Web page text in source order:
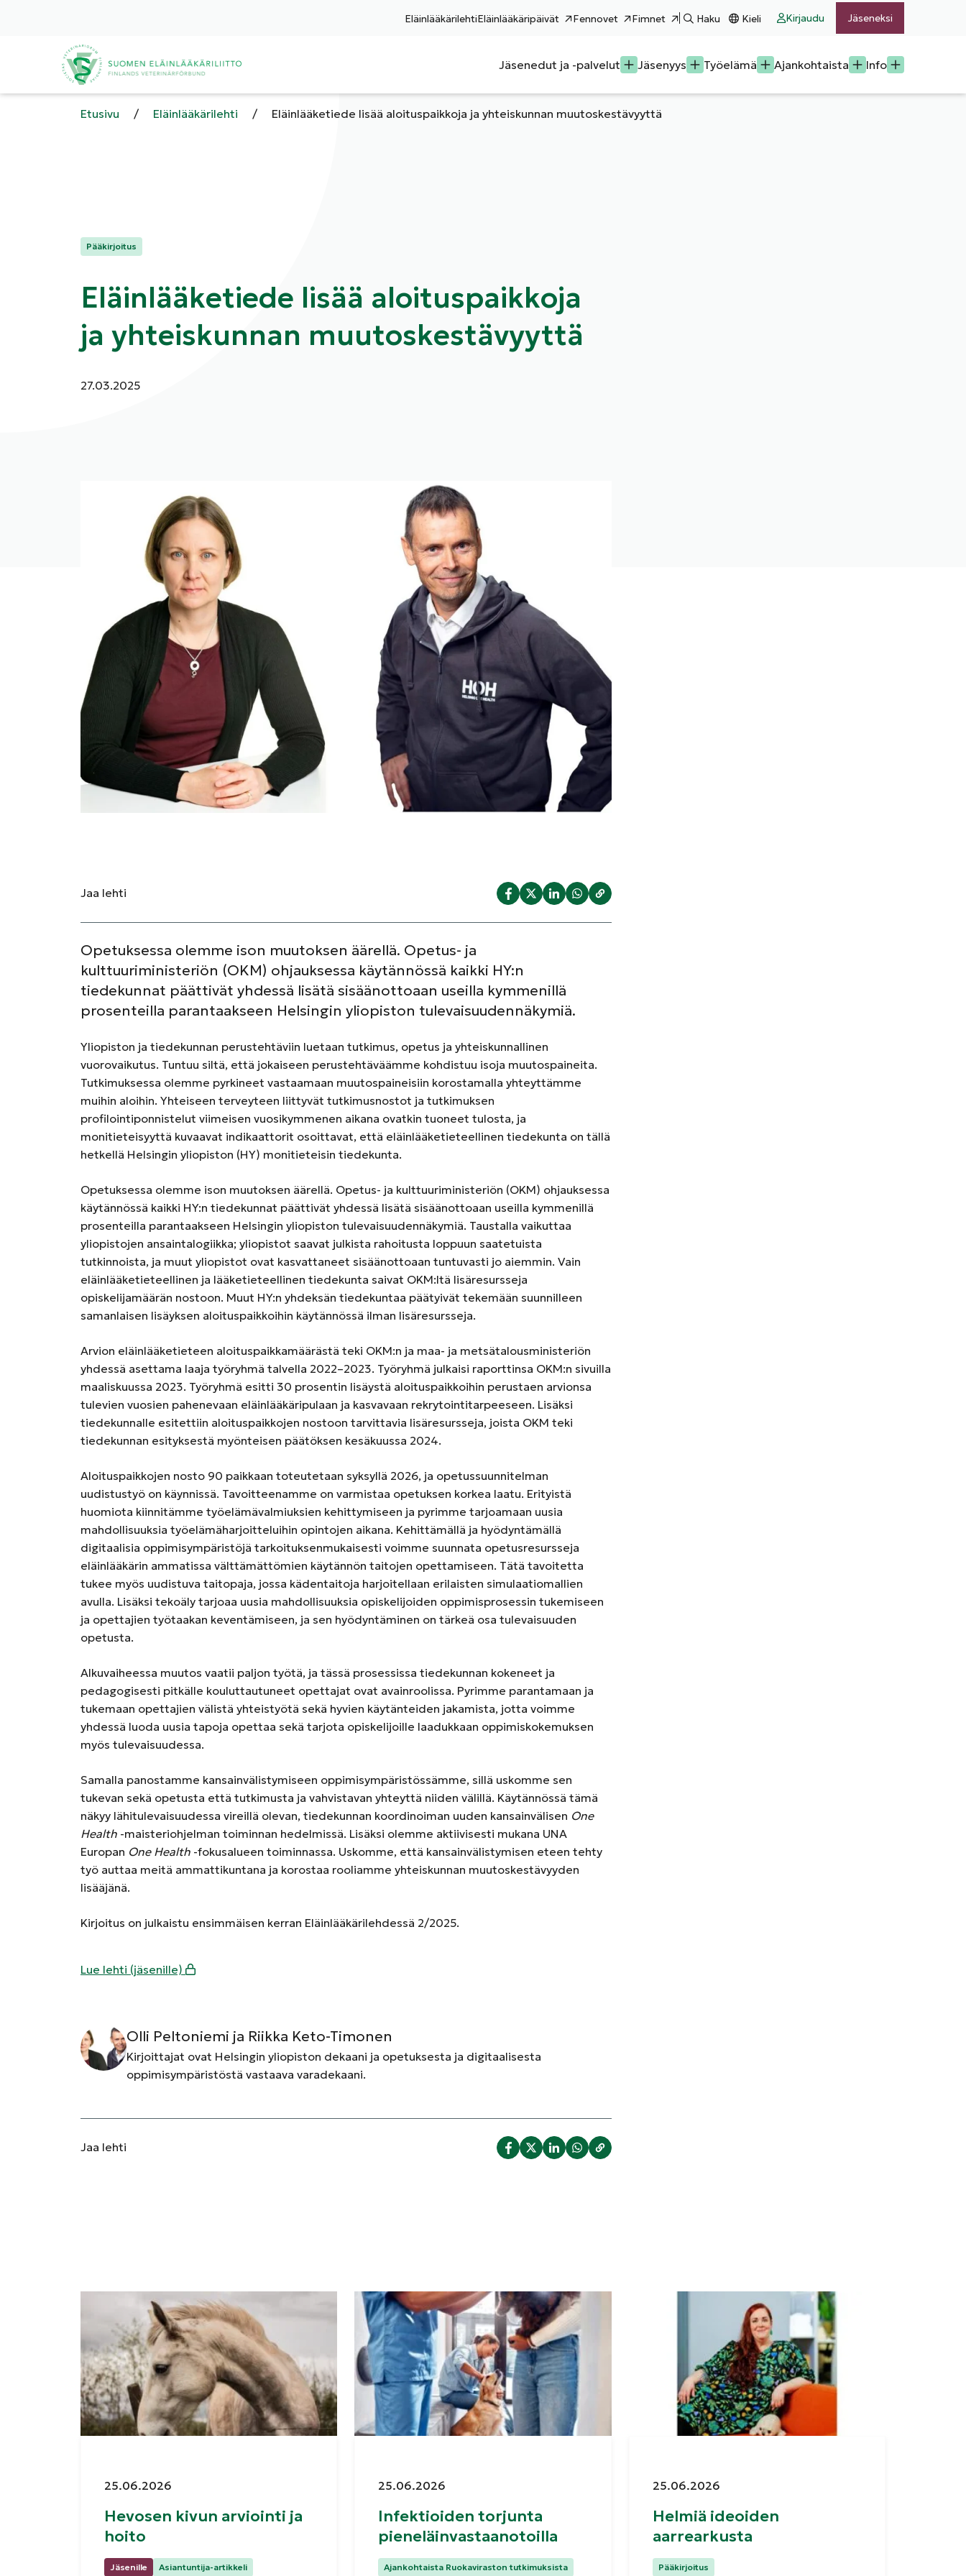
EläinlääkärilehtiEläinlääkäripäivät Fennovet Fimnet Haku Kieli Kirjaudu Jäseneksi
Jäsenedut ja -palvelut Jäsenyys Työelämä Ajankohtaista Info
Etusivu / Eläinlääkärilehti / Eläinlääketiede lisää aloituspaikkoja ja yhteiskunnan muutoskestävyyttä
Kategoriat:
Pääkirjoitus
Eläinlääketiede lisää aloituspaikkoja
ja yhteiskunnan muutoskestävyyttä
Julkaistu:
27.03.2025
Jaa lehti
Opetuksessa olemme ison muutoksen äärellä. Opetus- ja
kulttuuriministeriön (OKM) ohjauksessa käytännössä kaikki HY:n
tiedekunnat päättivät yhdessä lisätä sisäänottoaan useilla kymmenillä
prosenteilla parantaakseen Helsingin yliopiston tulevaisuudennäkymiä.
Yliopiston ja tiedekunnan perustehtäviin luetaan tutkimus, opetus ja yhteiskunnallinen
vuorovaikutus. Tuntuu siltä, että jokaiseen perustehtäväämme kohdistuu isoja muutospaineita.
Tutkimuksessa olemme pyrkineet vastaamaan muutospaineisiin korostamalla yhteyttämme
muihin aloihin. Yhteiseen terveyteen liittyvät tutkimusnostot ja tutkimuksen
profilointiponnistelut viimeisen vuosikymmenen aikana ovatkin tuoneet tulosta, ja
monitieteisyyttä kuvaavat indikaattorit osoittavat, että eläinlääketieteellinen tiedekunta on tällä
hetkellä Helsingin yliopiston (HY) monitieteisin tiedekunta.
Opetuksessa olemme ison muutoksen äärellä. Opetus- ja kulttuuriministeriön (OKM) ohjauksessa
käytännössä kaikki HY:n tiedekunnat päättivät yhdessä lisätä sisäänottoaan useilla kymmenillä
prosenteilla parantaakseen Helsingin yliopiston tulevaisuudennäkymiä. Taustalla vaikuttaa
yliopistojen ansaintalogiikka; yliopistot saavat julkista rahoitusta loppuun saatetuista
tutkinnoista, ja muut yliopistot ovat kasvattaneet sisäänottoaan tuntuvasti jo aiemmin. Vain
eläinlääketieteellinen ja lääketieteellinen tiedekunta saivat OKM:ltä lisäresursseja
opiskelijamäärän nostoon. Muut HY:n yhdeksän tiedekuntaa päätyivät tekemään suunnilleen
samanlaisen lisäyksen aloituspaikkoihin käytännössä ilman lisäresursseja.
Arvion eläinlääketieteen aloituspaikkamäärästä teki OKM:n ja maa- ja metsätalousministeriön
yhdessä asettama laaja työryhmä talvella 2022–2023. Työryhmä julkaisi raporttinsa OKM:n sivuilla
maaliskuussa 2023. Työryhmä esitti 30 prosentin lisäystä aloituspaikkoihin perustaen arvionsa
tulevien vuosien pahenevaan eläinlääkäripulaan ja kasvavaan rekrytointitarpeeseen. Lisäksi
tiedekunnalle esitettiin aloituspaikkojen nostoon tarvittavia lisäresursseja, joista OKM teki
tiedekunnan esityksestä myönteisen päätöksen kesäkuussa 2024.
Aloituspaikkojen nosto 90 paikkaan toteutetaan syksyllä 2026, ja opetussuunnitelman
uudistustyö on käynnissä. Tavoitteenamme on varmistaa opetuksen korkea laatu. Erityistä
huomiota kiinnitämme työelämävalmiuksien kehittymiseen ja pyrimme tarjoamaan uusia
mahdollisuuksia työelämäharjoitteluihin opintojen aikana. Kehittämällä ja hyödyntämällä
digitaalisia oppimisympäristöjä tarkoituksenmukaisesti voimme suunnata opetusresursseja
eläinlääkärin ammatissa välttämättömien käytännön taitojen opettamiseen. Tätä tavoitetta
tukee myös uudistuva taitopaja, jossa kädentaitoja harjoitellaan erilaisten simulaatiomallien
avulla. Lisäksi tekoäly tarjoaa uusia mahdollisuuksia opiskelijoiden oppimisprosessin tukemiseen
ja opettajien työtaakan keventämiseen, ja sen hyödyntäminen on tärkeä osa tulevaisuuden
opetusta.
Alkuvaiheessa muutos vaatii paljon työtä, ja tässä prosessissa tiedekunnan kokeneet ja
pedagogisesti pitkälle kouluttautuneet opettajat ovat avainroolissa. Pyrimme parantamaan ja
tukemaan opettajien välistä yhteistyötä sekä hyvien käytänteiden jakamista, jotta voimme
yhdessä luoda uusia tapoja opettaa sekä tarjota opiskelijoille laadukkaan oppimiskokemuksen
myös tulevaisuudessa.
Samalla panostamme kansainvälistymiseen oppimisympäristössämme, sillä uskomme sen
tukevan sekä opetusta että tutkimusta ja vahvistavan yhteyttä niiden välillä. Käytännössä tämä
näkyy lähitulevaisuudessa vireillä olevan, tiedekunnan koordinoiman uuden kansainvälisen One
Health -maisteriohjelman toiminnan hedelmissä. Lisäksi olemme aktiivisesti mukana UNA
Europan One Health -fokusalueen toiminnassa. Uskomme, että kansainvälistymisen eteen tehty
työ auttaa meitä ammattikuntana ja korostaa rooliamme yhteiskunnan muutoskestävyyden
lisääjänä.
Kirjoitus on julkaistu ensimmäisen kerran Eläinlääkärilehdessä 2/2025.
Lue lehti (jäsenille)
Olli Peltoniemi ja Riikka Keto-Timonen
Kirjoittajat ovat Helsingin yliopiston dekaani ja opetuksesta ja digitaalisesta
oppimisympäristöstä vastaava varadekaani.
Jaa lehti
Hevosen kivun arviointi ja
hoito
Julkaistu:
25.06.2026
Jäsenille
Kategoriat:Asiantuntija-artikkeli
Infektioiden torjunta
pieneläinvastaanotoilla
Julkaistu:
25.06.2026
Kategoriat:
Ajankohtaista Ruokaviraston tutkimuksista
Helmiä ideoiden
aarrearkusta
Julkaistu:
25.06.2026
Kategoriat:
Pääkirjoitus